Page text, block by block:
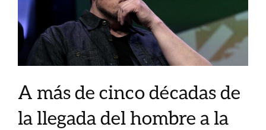
A más de cinco décadas de
la llegada del hombre a la